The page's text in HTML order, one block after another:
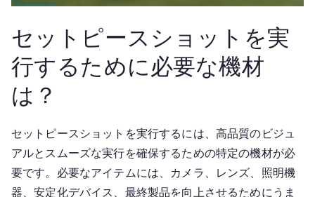
セットピースショットを実
行するために必要な機材
は？
セットピースショットを実行するには、高品質のビジュ
アルとスムーズな実行を確保するための特定の機材が必
要です。必要なアイテムには、カメラ、レンズ、照明機
器、安定化デバイス、最終製品を向上させるためにうま